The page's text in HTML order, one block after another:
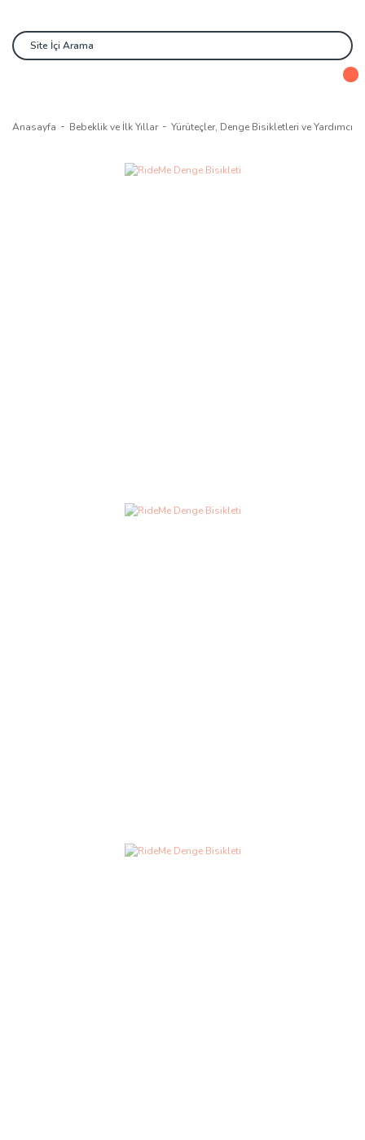
Anasayfa Bebeklik ve İlk Yıllar Yürüteçler, Denge Bisikletleri ve Yardımcı